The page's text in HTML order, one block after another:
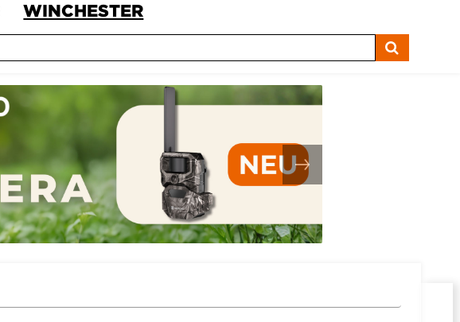
WINCHESTER